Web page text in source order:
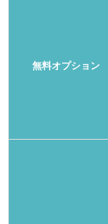
無料オプション